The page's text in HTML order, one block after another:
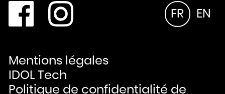
FR EN
Mentions légales
IDOL Tech
Politique de confidentialité de